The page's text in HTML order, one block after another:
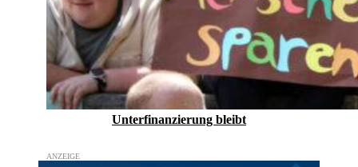
Unterfinanzierung bleibt